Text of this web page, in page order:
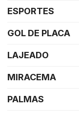
ESPORTES
GOL DE PLACA
LAJEADO
MIRACEMA
PALMAS